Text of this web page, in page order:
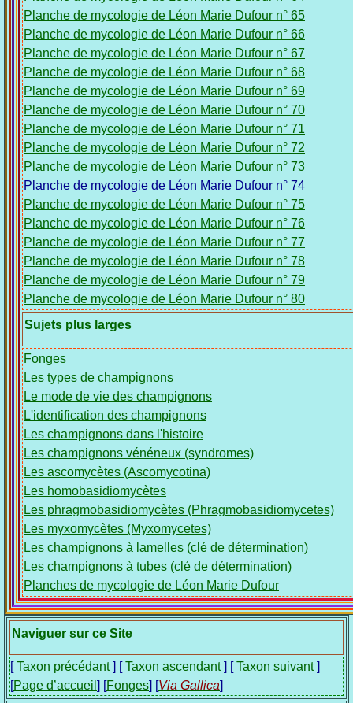
Planche de mycologie de Léon Marie Dufour n° 65
Planche de mycologie de Léon Marie Dufour n° 66
Planche de mycologie de Léon Marie Dufour n° 67
Planche de mycologie de Léon Marie Dufour n° 68
Planche de mycologie de Léon Marie Dufour n° 69
Planche de mycologie de Léon Marie Dufour n° 70
Planche de mycologie de Léon Marie Dufour n° 71
Planche de mycologie de Léon Marie Dufour n° 72
Planche de mycologie de Léon Marie Dufour n° 73
Planche de mycologie de Léon Marie Dufour n° 74
Planche de mycologie de Léon Marie Dufour n° 75
Planche de mycologie de Léon Marie Dufour n° 76
Planche de mycologie de Léon Marie Dufour n° 77
Planche de mycologie de Léon Marie Dufour n° 78
Planche de mycologie de Léon Marie Dufour n° 79
Planche de mycologie de Léon Marie Dufour n° 80
Sujets plus larges
Fonges
Les types de champignons
Le mode de vie des champignons
L'identification des champignons
Les champignons dans l'histoire
Les champignons vénéneux (syndromes)
Les ascomycètes (Ascomycotina)
Les homobasidiomycètes
Les phragmobasidiomycètes (Phragmobasidiomycetes)
Les myxomycètes (Myxomycetes)
Les champignons à lamelles (clé de détermination)
Les champignons à tubes (clé de détermination)
Planches de mycologie de Léon Marie Dufour
Naviguer sur ce Site
[Taxon précédant] [Taxon ascendant] [Taxon suivant]
[Page d’accueil ] [Fonges] [Via Gallica]